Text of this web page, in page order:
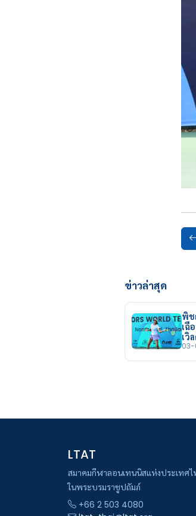
ข่าวล่าสุด
พิช
เฉื
เวิ
LTAT
สมาคมกีฬาลอนเทนนิสแห่งประเทศไ
ในพระบรมราชูปถัมภ์
+66 2 503 4080